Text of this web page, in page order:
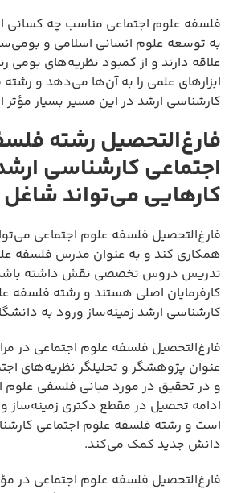
فلسفه علوم اجتماعی مناسب چه کسانی
به توسعه علوم انسانی اسلامی و
علاقه دارند و از کمبود نظریه‌های بومی
ابزارهای علمی را به آن‌ها می‌دهد و
کارشناسی ارشد در این مسیر بسیار
فارغ‌التحصیل رشته
اجتماعی کارشناسی
کارهایی می‌تواند
فارغ‌التحصیل فلسفه علوم اجتماعی
همکاری کند و به عنوان مدرس فلسفه
تدریس دروس تخصصی نقش داشته باشد
کارفرمایان اصلی هستند و رشته فلسفه
کارشناسی ارشد زمینه‌ساز ورود به
فارغ‌التحصیل فلسفه علوم اجتماعی در
عنوان پژوهشگر و تحلیلگر نظریه‌های
و در تحقیق در مورد مبانی فلسفی علوم
ادامه تحصیل در مقطع دکتری زمینه‌ساز
است و رشته فلسفه علوم اجتماعی
دانش جدید کمک می‌کند.
فارغ‌التحصیل فلسفه علوم اجتماعی در